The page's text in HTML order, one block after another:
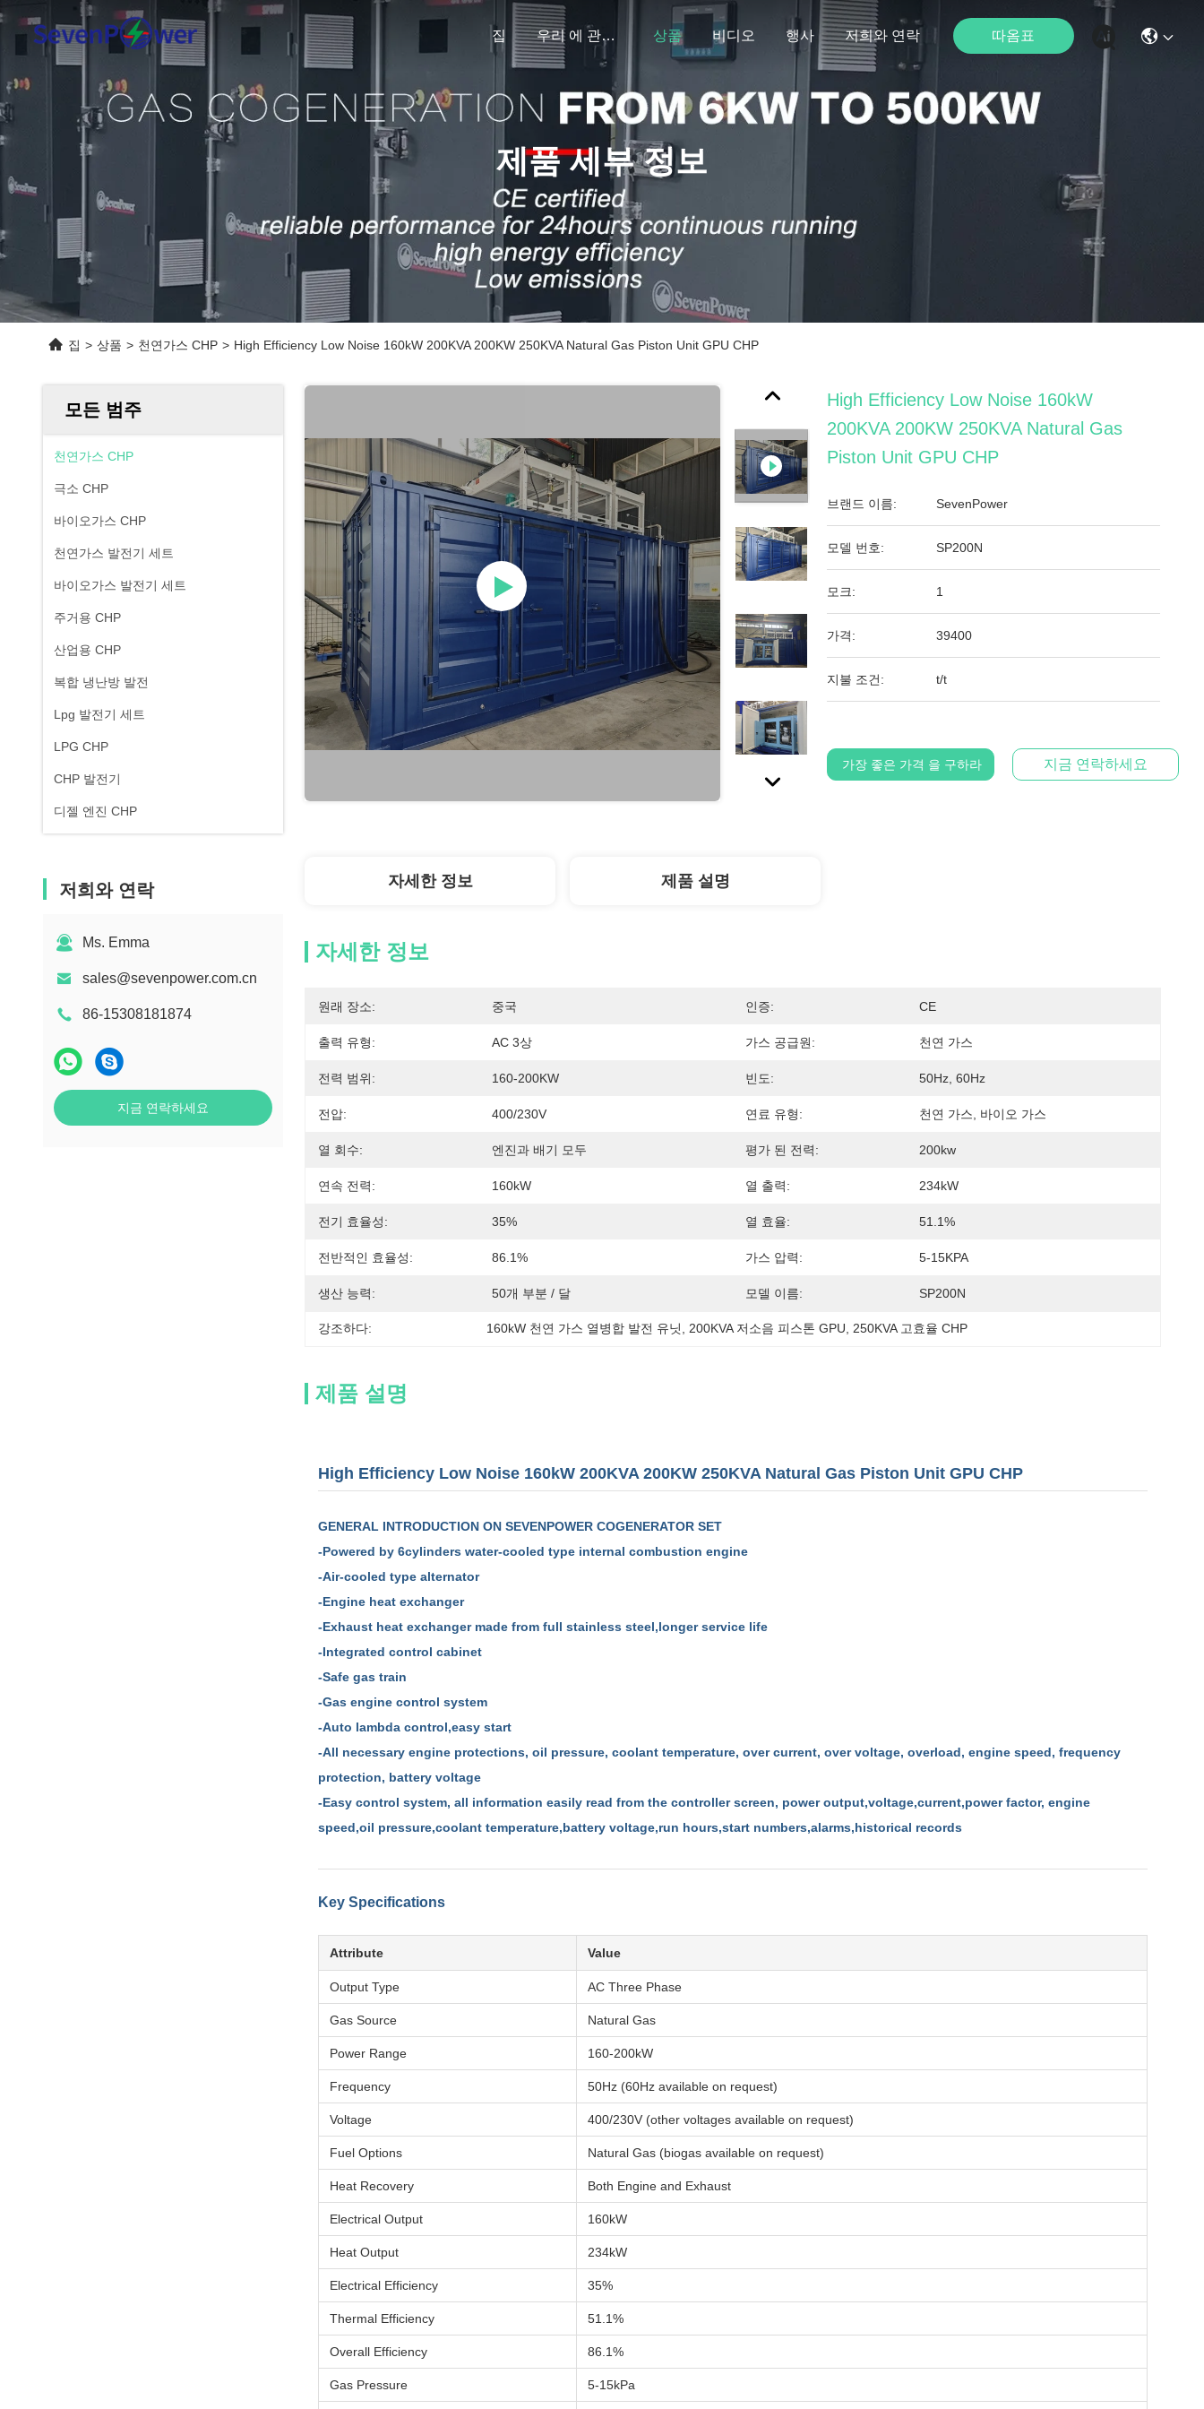
집 우리 에 관한 것 상품 비디오 행사 저희와 연락 따옴표
제품 세부 정보
집 > 상품 > 천연가스 CHP > High Efficiency Low Noise 160kW 200KVA 200KW 250KVA Natural Gas Piston Unit GPU CHP
모든 범주
천연가스 CHP
극소 CHP
바이오가스 CHP
천연가스 발전기 세트
바이오가스 발전기 세트
주거용 CHP
산업용 CHP
복합 냉난방 발전
Lpg 발전기 세트
LPG CHP
CHP 발전기
디젤 엔진 CHP
저희와 연락
Ms. Emma
sales@sevenpower.com.cn
86-15308181874
지금 연락하세요
High Efficiency Low Noise 160kW
200KVA 200KW 250KVA Natural Gas
Piston Unit GPU CHP
브랜드 이름: SevenPower
모델 번호: SP200N
모크: 1
가격: 39400
지불 조건: t/t
가장 좋은 가격 을 구하라 지금 연락하세요
자세한 정보 제품 설명
자세한 정보
원래 장소: 중국 인증: CE
출력 유형: AC 3상 가스 공급원: 천연 가스
전력 범위: 160-200KW 빈도: 50Hz, 60Hz
전압: 400/230V 연료 유형: 천연 가스, 바이오 가스
열 회수: 엔진과 배기 모두 평가 된 전력: 200kw
연속 전력: 160kW 열 출력: 234kW
전기 효율성: 35% 열 효율: 51.1%
전반적인 효율성: 86.1% 가스 압력: 5-15KPA
생산 능력: 50개 부분 / 달 모델 이름: SP200N
강조하다: 160kW 천연 가스 열병합 발전 유닛 200KVA 저소음 피스톤 GPU 250KVA 고효율 CHP
제품 설명
High Efficiency Low Noise 160kW 200KVA 200KW 250KVA Natural Gas Piston Unit GPU CHP
GENERAL INTRODUCTION ON SEVENPOWER COGENERATOR SET
-Powered by 6cylinders water-cooled type internal combustion engine
-Air-cooled type alternator
-Engine heat exchanger
-Exhaust heat exchanger made from full stainless steel,longer service life
-Integrated control cabinet
-Safe gas train
-Gas engine control system
-Auto lambda control,easy start
-All necessary engine protections, oil pressure, coolant temperature, over current, over voltage, overload, engine speed, frequency
protection, battery voltage
-Easy control system, all information easily read from the controller screen, power output,voltage,current,power factor, engine
speed,oil pressure,coolant temperature,battery voltage,run hours,start numbers,alarms,historical records
Key Specifications
Attribute Value
Output Type AC Three Phase
Gas Source Natural Gas
Power Range 160-200kW
Frequency 50Hz (60Hz available on request)
Voltage 400/230V (other voltages available on request)
Fuel Options Natural Gas (biogas available on request)
Heat Recovery Both Engine and Exhaust
Electrical Output 160kW
Heat Output 234kW
Electrical Efficiency 35%
Thermal Efficiency 51.1%
Overall Efficiency 86.1%
Gas Pressure 5-15kPa